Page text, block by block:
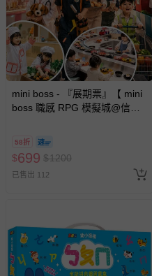
mini boss - 『展期票』【 mini
boss 職感 RPG 模擬城@信義
期作廢) (兒童票(2歲以上)贈一
名陪伴成人)
58折
$699 $1200
已售出 112